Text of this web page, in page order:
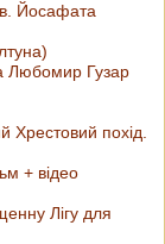
Йосафата
Любомир Гузар
похід.
+ відео
Лігу для